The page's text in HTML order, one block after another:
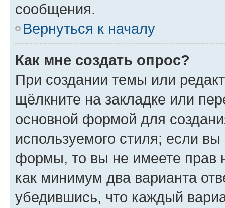
сообщения.
Вернуться к началу
Как мне создать опрос?
При создании темы или
щёлкните на закладке или
основной формой для
используемого стиля; если
формы, то вы не имеете прав
как минимум два варианта
убедившись, что каждый